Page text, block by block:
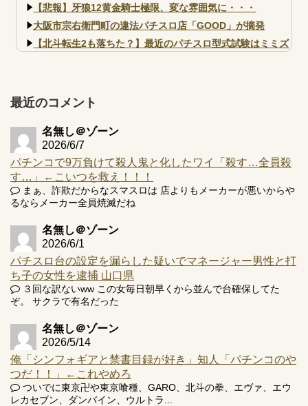
【悲報】牙狼12黄金騎士極限、変な雰囲気に・・・
大阪市宗右衛門町の違法パチスロ店「GOOD」が摘発
【北斗転生2も落ちた？】最近のパチスロ型式試験はミミズ
アズールレーン スロット評価はコイン持ちの悪い疑似ボ天
Powered by livedoor 相互RSS
最近のコメント
名無し＠ゾーン
2026/6/7
パチンコで9万負けて殺人鬼と化したワイ「殺す…全員殺
す…」←こいつを救え！！！
まぁ、詐欺だからなスマスロは 店よりもメーカーが悪いからや
るならメーカー全員焼滅だね
名無し＠ゾーン
2026/6/1
パチスロ台の設定を漏らした疑いでマネージャー男性と打
ち子の女性を逮捕 山口県
３回な訳ないww この女毎日朝早くから並んで台確保してた
ぞ。 サクラで有名だった
名無し＠ゾーン
2026/5/14
俺「シンフォギアと禁書目録が好き」知人「パチンコのや
つだ！！」←これやめろ
ついでに東京卍や東京喰種、GARO、北斗の拳、エヴァ、エウ
レカセブン、ダンバイン、ウルトラ...